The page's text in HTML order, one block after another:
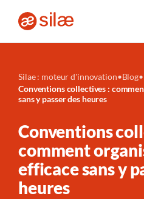
Silae : moteur d'innovation•Blog•
Conventions collectives :
sans y passer des heures
Conventions
comment
efficace sans y
heures